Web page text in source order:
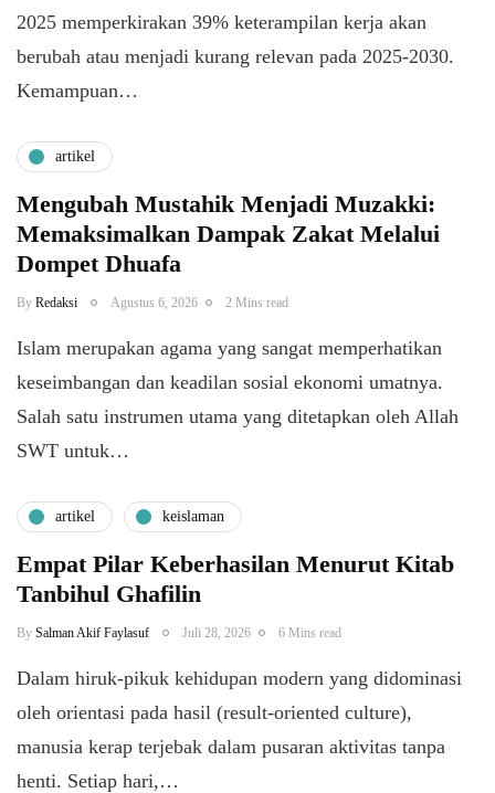
2025 memperkirakan 39% keterampilan kerja akan
berubah atau menjadi kurang relevan pada 2025-2030.
Kemampuan…
artikel
Mengubah Mustahik Menjadi Muzakki:
Memaksimalkan Dampak Zakat Melalui
Dompet Dhuafa
By Redaksi Agustus 6, 2026 2 Mins read
Islam merupakan agama yang sangat memperhatikan
keseimbangan dan keadilan sosial ekonomi umatnya.
Salah satu instrumen utama yang ditetapkan oleh Allah
SWT untuk…
artikel keislaman
Empat Pilar Keberhasilan Menurut Kitab
Tanbihul Ghafilin
By Salman Akif Faylasuf Juli 28, 2026 6 Mins read
Dalam hiruk-pikuk kehidupan modern yang didominasi
oleh orientasi pada hasil (result-oriented culture),
manusia kerap terjebak dalam pusaran aktivitas tanpa
henti. Setiap hari,…